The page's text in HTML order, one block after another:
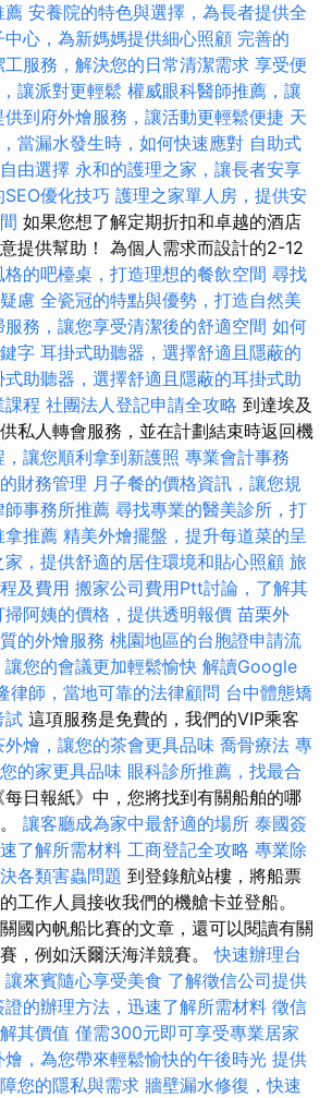
薦 安養院的特色與選擇，為長者提供全
中心，為新媽媽提供細心照顧 完善的
工服務，解決您的日常清潔需求 享受便
讓派對更輕鬆 權威眼科醫師推薦，讓
供到府外燴服務，讓活動更輕鬆便捷 天
當漏水發生時，如何快速應對 自助式
由選擇 永和的護理之家，讓長者安享
優化技巧 護理之家單人房，提供安
如果您想了解定期折扣和卓越的酒店
提供幫助！ 為個人需求而設計的2-12
格的吧檯桌，打造理想的餐飲空間 尋找
慮 全瓷冠的特點與優勢，打造自然美
服務，讓您享受清潔後的舒適空間 如何
字 耳掛式助聽器，選擇舒適且隱蔽的
式助聽器，選擇舒適且隱蔽的耳掛式助
課程 社團法人登記申請全攻略 到達埃及
私人轉會服務，並在計劃結束時返回機
讓您順利拿到新護照 專業會計事務
財務管理 月子餐的價格資訊，讓您規
師事務所推薦 尋找專業的醫美診所，打
拿推薦 精美外燴擺盤，提升每道菜的呈
家，提供舒適的居住環境和貼心照顧 旅
及費用 搬家公司費用Ptt討論，了解其
掃阿姨的價格，提供透明報價 苗栗外
的外燴服務 桃園地區的台胞證申請流
您的會議更加輕鬆愉快 解讀Google
律師，當地可靠的法律顧問 台中體態矯
試 這項服務是免費的，我們的VIP乘客
外燴，讓您的茶會更具品味 喬骨療法 專
的家更具品味 眼科診所推薦，找最合
每日報紙》中，您將找到有關船舶的哪
讓客廳成為家中最舒適的場所 泰國簽
了解所需材料 工商登記全攻略 專業除
各類害蟲問題 到登錄航站樓，將船票
工作人員接收我們的機艙卡並登船。
國內帆船比賽的文章，還可以閱讀有關
，例如沃爾沃海洋競賽。快速辦理台
讓來賓隨心享受美食 了解徵信公司提供
證的辦理方法，迅速了解所需材料 徵信
其價值 僅需300元即可享受專業居家
燴，為您帶來輕鬆愉快的午後時光 提供
您的隱私與需求 牆壁漏水修復，快速